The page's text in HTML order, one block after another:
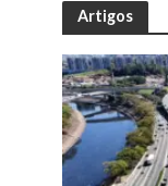
Artigos